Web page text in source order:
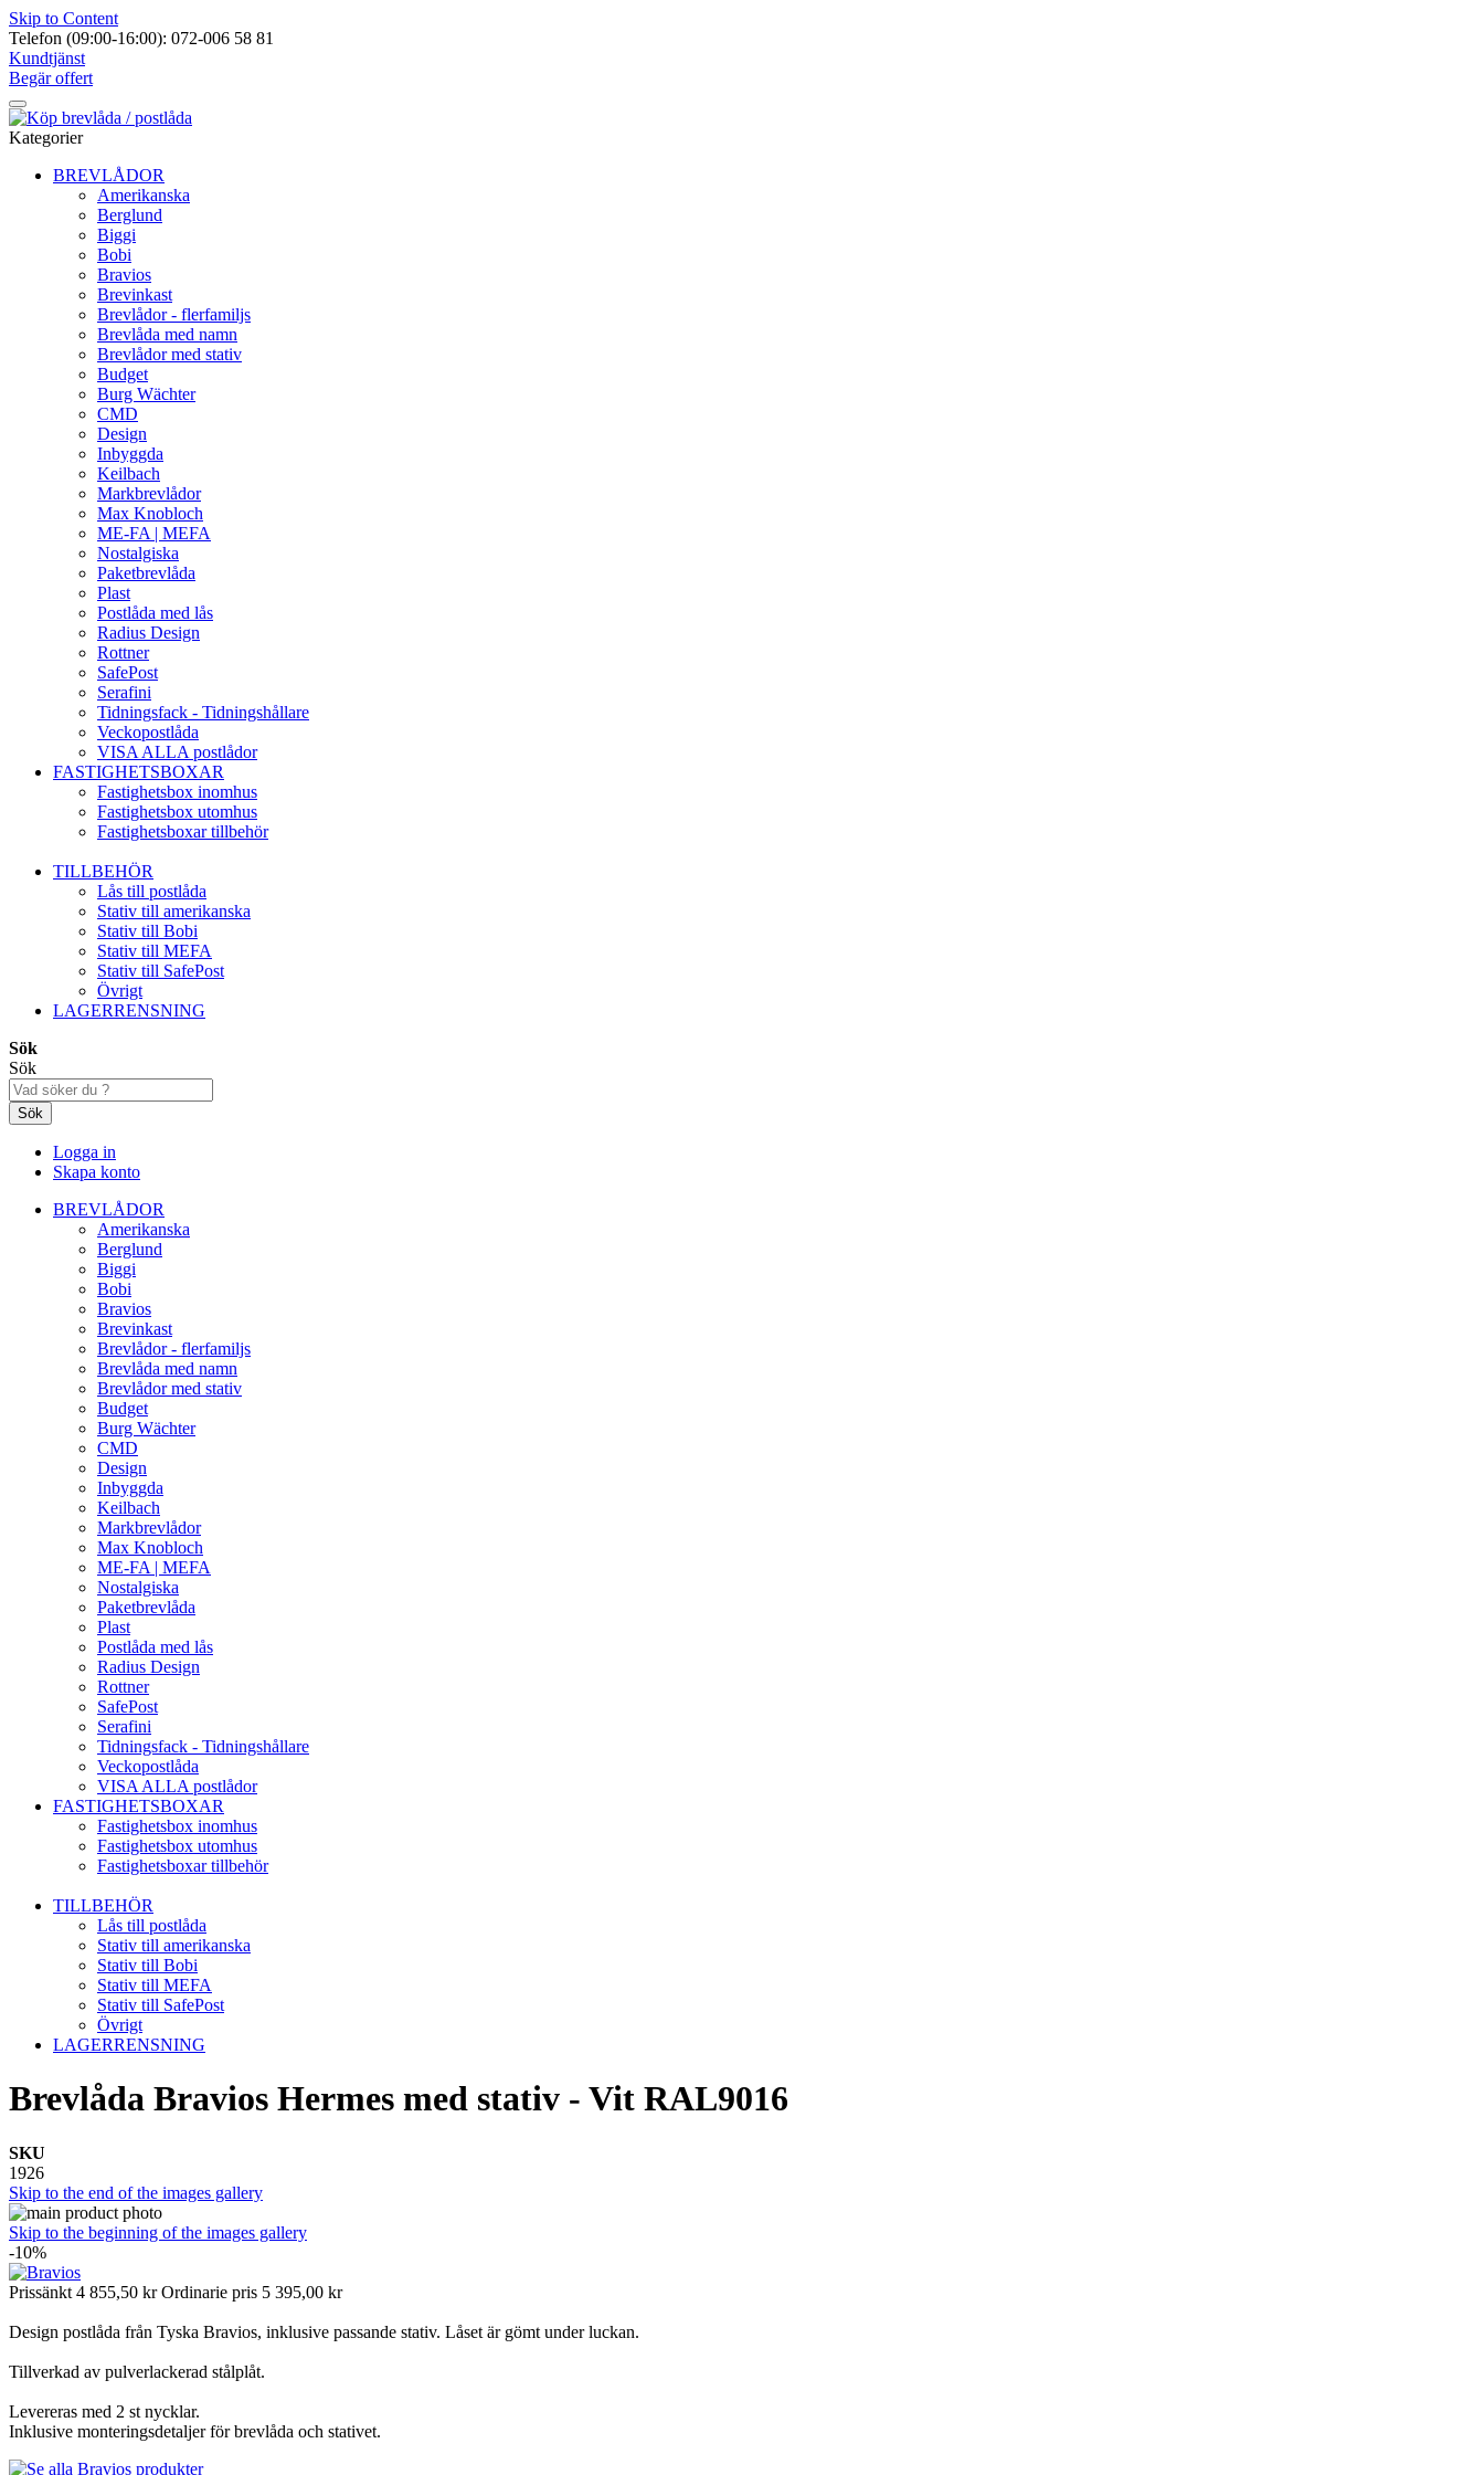
Skip to Content
Telefon (09:00-16:00): 072-006 58 81
Kundtjänst
Begär offert
Kategorier
BREVLÅDOR
Amerikanska
Berglund
Biggi
Bobi
Bravios
Brevinkast
Brevlådor - flerfamiljs
Brevlåda med namn
Brevlådor med stativ
Budget
Burg Wächter
CMD
Design
Inbyggda
Keilbach
Markbrevlådor
Max Knobloch
ME-FA | MEFA
Nostalgiska
Paketbrevlåda
Plast
Postlåda med lås
Radius Design
Rottner
SafePost
Serafini
Tidningsfack - Tidningshållare
Veckopostlåda
VISA ALLA postlådor
FASTIGHETSBOXAR
Fastighetsbox inomhus
Fastighetsbox utomhus
Fastighetsboxar tillbehör
TILLBEHÖR
Lås till postlåda
Stativ till amerikanska
Stativ till Bobi
Stativ till MEFA
Stativ till SafePost
Övrigt
LAGERRENSNING
Sök
Sök
Sök
Logga in
Skapa konto
BREVLÅDOR
Amerikanska
Berglund
Biggi
Bobi
Bravios
Brevinkast
Brevlådor - flerfamiljs
Brevlåda med namn
Brevlådor med stativ
Budget
Burg Wächter
CMD
Design
Inbyggda
Keilbach
Markbrevlådor
Max Knobloch
ME-FA | MEFA
Nostalgiska
Paketbrevlåda
Plast
Postlåda med lås
Radius Design
Rottner
SafePost
Serafini
Tidningsfack - Tidningshållare
Veckopostlåda
VISA ALLA postlådor
FASTIGHETSBOXAR
Fastighetsbox inomhus
Fastighetsbox utomhus
Fastighetsboxar tillbehör
TILLBEHÖR
Lås till postlåda
Stativ till amerikanska
Stativ till Bobi
Stativ till MEFA
Stativ till SafePost
Övrigt
LAGERRENSNING
Brevlåda Bravios Hermes med stativ - Vit RAL9016
SKU
1926
Skip to the end of the images gallery
Skip to the beginning of the images gallery
-10%
Prissänkt 4 855,50 kr Ordinarie pris 5 395,00 kr
Design postlåda från Tyska Bravios, inklusive passande stativ. Låset är gömt under luckan.
Tillverkad av pulverlackerad stålplåt.
Levereras med 2 st nycklar.
Inklusive monteringsdetaljer för brevlåda och stativet.